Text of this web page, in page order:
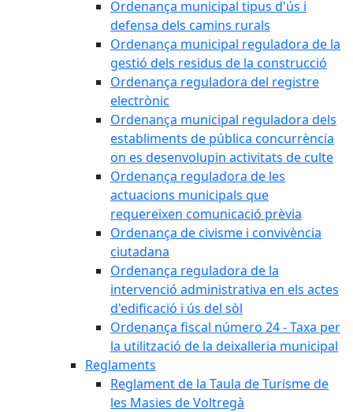
Ordenança municipal tipus d'ús i
defensa dels camins rurals
Ordenança municipal reguladora de la
gestió dels residus de la construcció
Ordenança reguladora del registre
electrònic
Ordenança municipal reguladora dels
establiments de pública concurrència
on es desenvolupin activitats de culte
Ordenança reguladora de les
actuacions municipals que
requereixen comunicació prèvia
Ordenança de civisme i convivència
ciutadana
Ordenança reguladora de la
intervenció administrativa en els actes
d'edificació i ús del sòl
Ordenança fiscal número 24 - Taxa per
la utilització de la deixalleria municipal
Reglaments
Reglament de la Taula de Turisme de
les Masies de Voltregà